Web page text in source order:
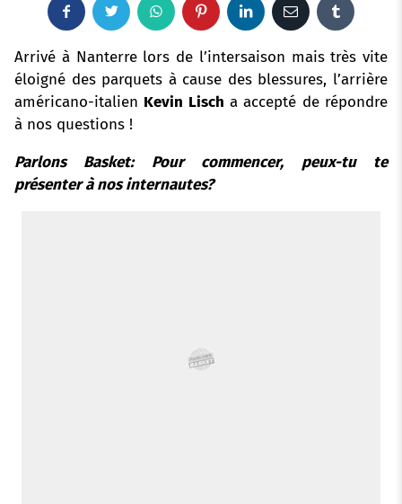
a
c
e
b
i
t
t
W
a
s
P
i
n
e
i
n
e
E
a
l
u
m
l
Arrivé à Nanterre lors de l’intersaison mais très vite
éloigné des parquets à cause des blessures, l’arrière
américano-italien Kevin Lisch a accepté de répondre
à nos questions !
Parlons Basket: Pour commencer, peux-tu te
présenter à nos internautes?